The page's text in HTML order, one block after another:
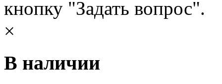
кнопку "Задать вопрос".
×
В наличии